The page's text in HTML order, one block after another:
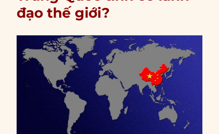
đạo thế giới?